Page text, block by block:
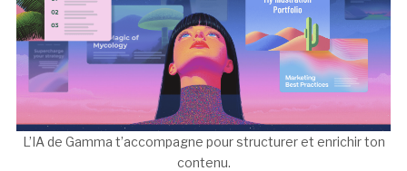
L’IA de Gamma t’accompagne pour structurer et enrichir ton
contenu.